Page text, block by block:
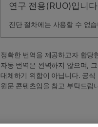
연구 전용(RUO)입니
진단 절차에는 사용할 수 없
정확한 번역을 제공하고자 합당
자동 번역은 완벽하지 않으며,
대체하기 위함이 아닙니다. 공식
원문 콘텐츠임을 참고 부탁드립